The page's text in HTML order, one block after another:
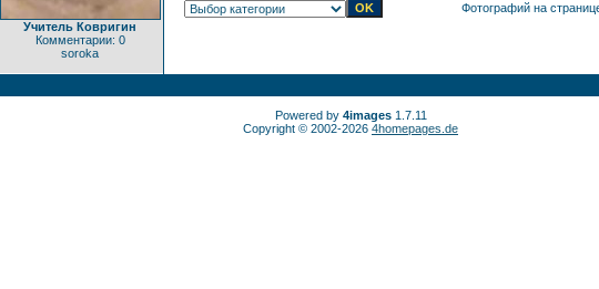
Учитель Ковригин
Комментарии: 0
soroka
Фотографий на
Powered by 4images1.7.11
Copyright © 2002-2026 4homepages.de